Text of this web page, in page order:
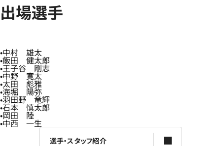
出場選手
中村 雄太
飯田 健太郎
王子谷 剛志
中野 寛太
太田 彪雅
海堀 陽弥
羽田野 竜輝
石本 慎太郎
岡田 陸
中西 一生
選手・スタッフ紹介